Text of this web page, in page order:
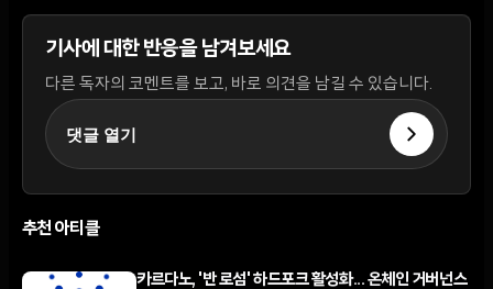
기사에 대한 반응을 남겨보세요
다른 독자의 코멘트를 보고, 바로 의견을 남길 수 있습니다.
댓글 열기
추천 아티클
카르다노, '반 로섬' 하드포크 활성화... 온체인 거버넌스